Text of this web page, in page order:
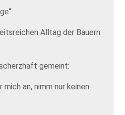
Alltag der Bauern
gemeint:
mich an, nimm nur keinen